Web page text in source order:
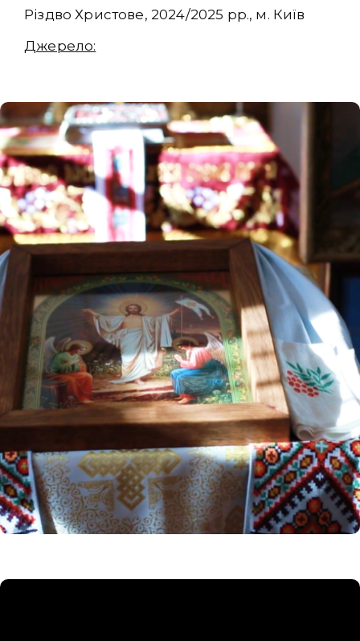
Різдво Христове, 2024/2025 рр., м. Київ
Джерело: